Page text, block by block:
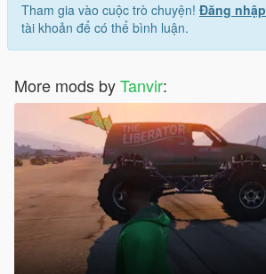
Tham gia vào cuộc trò chuyện! Đăng nhập
tài khoản để có thể bình luận.
More mods byTanvir: